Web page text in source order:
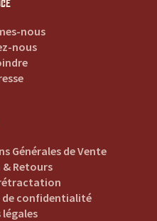
nous
nous
Générales de Vente
Retours
de confidentialité